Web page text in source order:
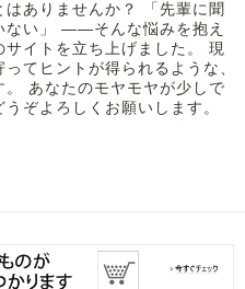
ありませんか？ 「先輩に聞
ない」 ――そんな悩みを抱え
イトを立ち上げました。 現
てヒントが得られるような、
あなたのモヤモヤが少しで
ぞよろしくお願いします。